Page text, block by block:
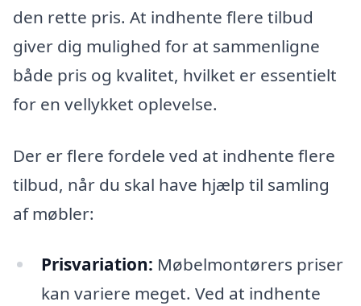
den rette pris. At indhente flere tilbud
giver dig mulighed for at sammenligne
både pris og kvalitet, hvilket er essentielt
for en vellykket oplevelse.
Der er flere fordele ved at indhente flere
tilbud, når du skal have hjælp til samling
af møbler:
Prisvariation: Møbelmontørers priser
kan variere meget. Ved at indhente